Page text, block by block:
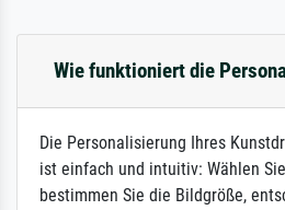
Wie funktioniert die
Die Personalisierung Ihres
ist einfach und intuitiv: Wählen
bestimmen Sie die Bildgröße,